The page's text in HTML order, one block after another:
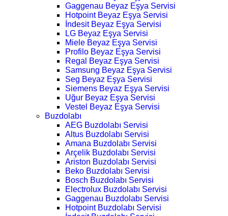
Gaggenau Beyaz Eşya Servisi
Hotpoint Beyaz Eşya Servisi
İndesit Beyaz Eşya Servisi
LG Beyaz Eşya Servisi
Miele Beyaz Eşya Servisi
Profilo Beyaz Eşya Servisi
Regal Beyaz Eşya Servisi
Samsung Beyaz Eşya Servisi
Seg Beyaz Eşya Servisi
Siemens Beyaz Eşya Servisi
Uğur Beyaz Eşya Servisi
Vestel Beyaz Eşya Servisi
Buzdolabı
AEG Buzdolabı Servisi
Altus Buzdolabı Servisi
Amana Buzdolabı Servisi
Arçelik Buzdolabı Servisi
Ariston Buzdolabı Servisi
Beko Buzdolabı Servisi
Bosch Buzdolabı Servisi
Electrolux Buzdolabı Servisi
Gaggenau Buzdolabı Servisi
Hotpoint Buzdolabı Servisi